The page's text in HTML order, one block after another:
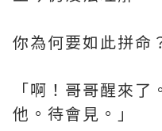
你為何要如此拼命
「啊！哥哥醒來
他。待會見。」